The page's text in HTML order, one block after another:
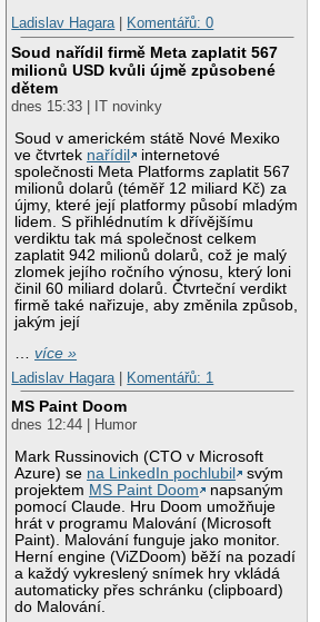
Ladislav Hagara| Komentářů: 0
Soud nařídil firmě Meta zaplatit 567
milionů USD kvůli újmě způsobené
dětem
dnes 15:33 | IT novinky
Soud v americkém státě Nové Mexiko
ve čtvrtek nařídil
internetové
společnosti Meta Platforms zaplatit 567
milionů dolarů (téměř 12 miliard Kč) za
újmy, které její platformy působí mladým
lidem. S přihlédnutím k dřívějšímu
verdiktu tak má společnost celkem
zaplatit 942 milionů dolarů, což je malý
zlomek jejího ročního výnosu, který loni
činil 60 miliard dolarů. Čtvrteční verdikt
firmě také nařizuje, aby změnila způsob,
jakým její
…více »
Ladislav Hagara
Komentářů: 1
MS Paint Doom
dnes 12:44 | Humor
Mark Russinovich (CTO v Microsoft
Azure) se na LinkedIn pochlubil
svým
projektem MS Paint Doom
napsaným
pomocí Claude. Hru Doom umožňuje
hrát v programu Malování (Microsoft
Paint). Malování funguje jako monitor.
Herní engine (ViZDoom) běží na pozadí
a každý vykreslený snímek hry vkládá
automaticky přes schránku (clipboard)
do Malování.